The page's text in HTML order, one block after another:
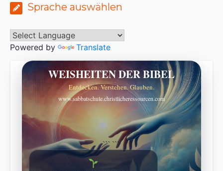
Sprache auswählen
Powered by Translate
WEISHEITEN DER BIBEL
Entdecken. Verstehen. Glauben.
www.sabbatschule.christlicheressourcen.com
``` ```